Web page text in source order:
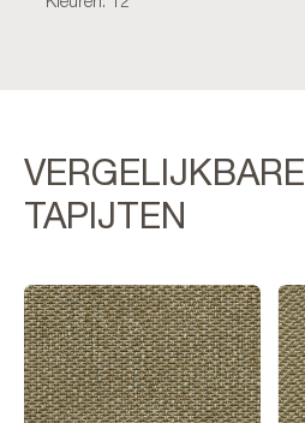
VERGELIJKBARE
TAPIJTEN